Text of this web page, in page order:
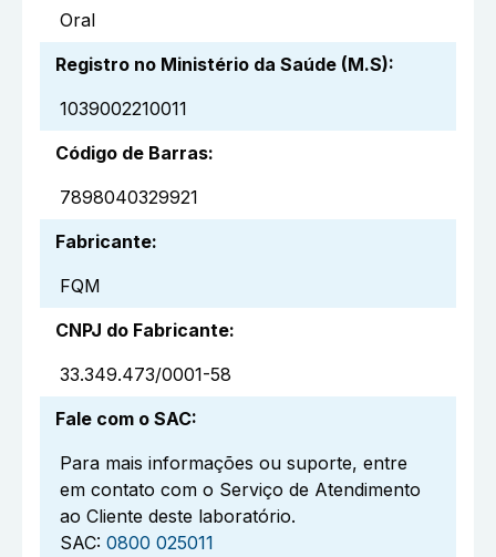
Oral
Registro no Ministério da Saúde (M.S):
1039002210011
Código de Barras:
7898040329921
Fabricante:
FQM
CNPJ do Fabricante:
33.349.473/0001-58
Fale com o SAC:
Para mais informações ou suporte, entre
em contato com o Serviço de Atendimento
ao Cliente deste laboratório.
SAC: 0800 025011